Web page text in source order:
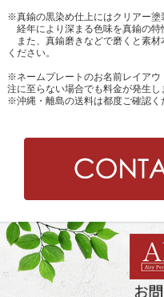
※真鍮の黒染め仕上にはクリアー塗
経年により深まる色味を真鍮の特
また、真鍮磨きなどで磨くと素材
ください。
※ネームプレートのお名前レイア
注に至らない場合でも料金が発生し
※沖縄・離島の送料は都度ご確認く